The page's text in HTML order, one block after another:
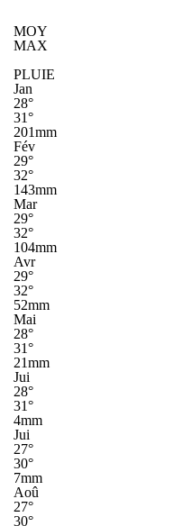
MOY
MAX
PLUIE
Jan
28°
31°
201mm
Fév
29°
32°
143mm
Mar
29°
32°
104mm
Avr
29°
32°
52mm
Mai
28°
31°
21mm
Jui
28°
31°
4mm
Jui
27°
30°
7mm
Aoû
27°
30°